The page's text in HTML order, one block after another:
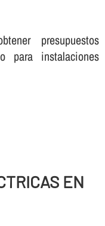
presupuestos
para instalaciones
EN